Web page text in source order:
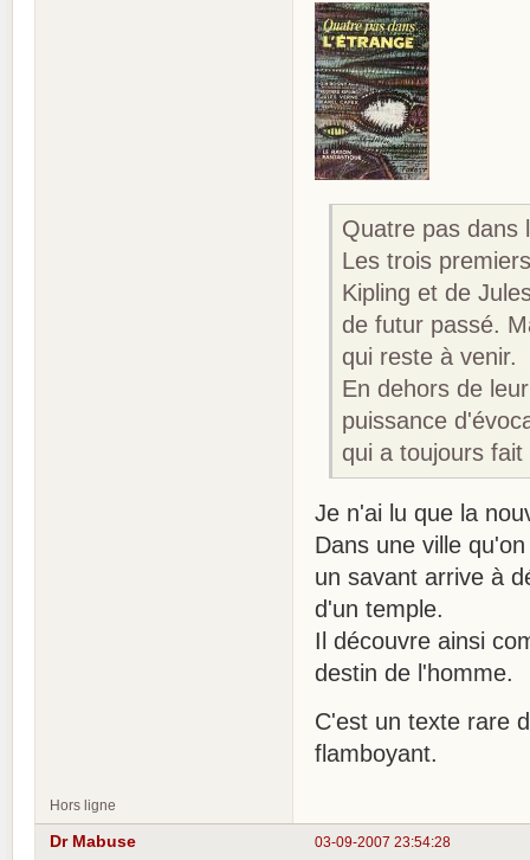
Quatre pas dans
Les trois
Kipling et de
de futur passé.
qui reste à venir.
En dehors de
puissance
qui a toujours
Je n'ai lu que la
Dans une ville
un savant arrive à
d'un temple.
Il découvre ainsi
destin de l'homme.
C'est un texte rare
flamboyant.
Hors ligne
03-09-2007 23:54:28
Dr Mabuse